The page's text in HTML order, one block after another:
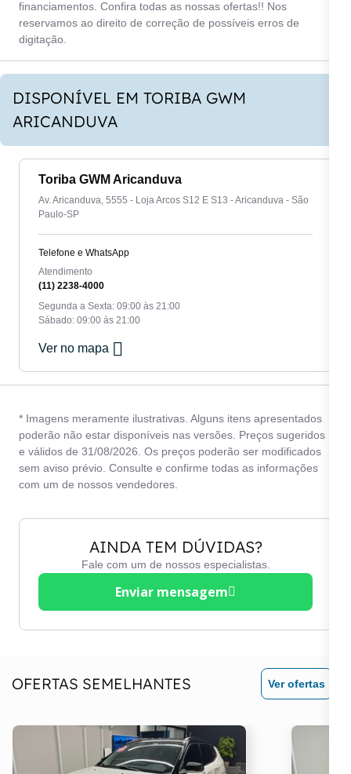
financiamentos. Confira todas as nossas ofertas!! Nos
reservamos ao direito de correção de possíveis erros de
digitação.
DISPONÍVEL EM TORIBA GWM
ARICANDUVA
Toriba GWM Aricanduva
Av. Aricanduva, 5555 - Loja Arcos S12 E S13 - Aricanduva - São
Paulo-SP
Telefone e WhatsApp
Atendimento
(11) 2238-4000
Segunda a Sexta: 09:00 às 21:00
Sábado: 09:00 às 21:00
Ver no mapa
* Imagens meramente ilustrativas. Alguns itens apresentados
poderão não estar disponíveis nas versões. Preços sugeridos
e válidos de 31/08/2026. Os preços poderão ser modificados
sem aviso prévio. Consulte e confirme todas as informações
com um de nossos vendedores.
AINDA TEM DÚVIDAS?
Fale com um de nossos especialistas.
Enviar mensagem
OFERTAS SEMELHANTES Ver ofertas